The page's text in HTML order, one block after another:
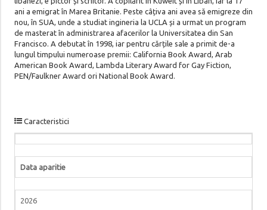
ani a emigrat în Marea Britanie. Peste câțiva ani avea să emigreze din
nou, în SUA, unde a studiat ingineria la UCLA și a urmat un program
de masterat în administrarea afacerilor la Universitatea din San
Francisco. A debutat în 1998, iar pentru cărțile sale a primit de-a
lungul timpului numeroase premii: California Book Award, Arab
American Book Award, Lambda Literary Award for Gay Fiction,
PEN/Faulkner Award ori National Book Award.
Caracteristici
Data aparitie
2026